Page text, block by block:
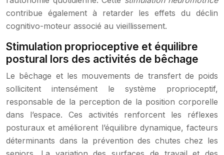
contribue également à retarder les effets du déclin
cognitivo-moteur associé au vieillissement.
Stimulation proprioceptive et équilibre
postural lors des activités de bêchage
Le bêchage et les mouvements de transfert de poids
sollicitent intensément le système proprioceptif,
responsable de la perception de la position corporelle
dans l’espace. Ces activités renforcent les réflexes
posturaux et améliorent l’équilibre dynamique, facteurs
déterminants dans la prévention des chutes chez les